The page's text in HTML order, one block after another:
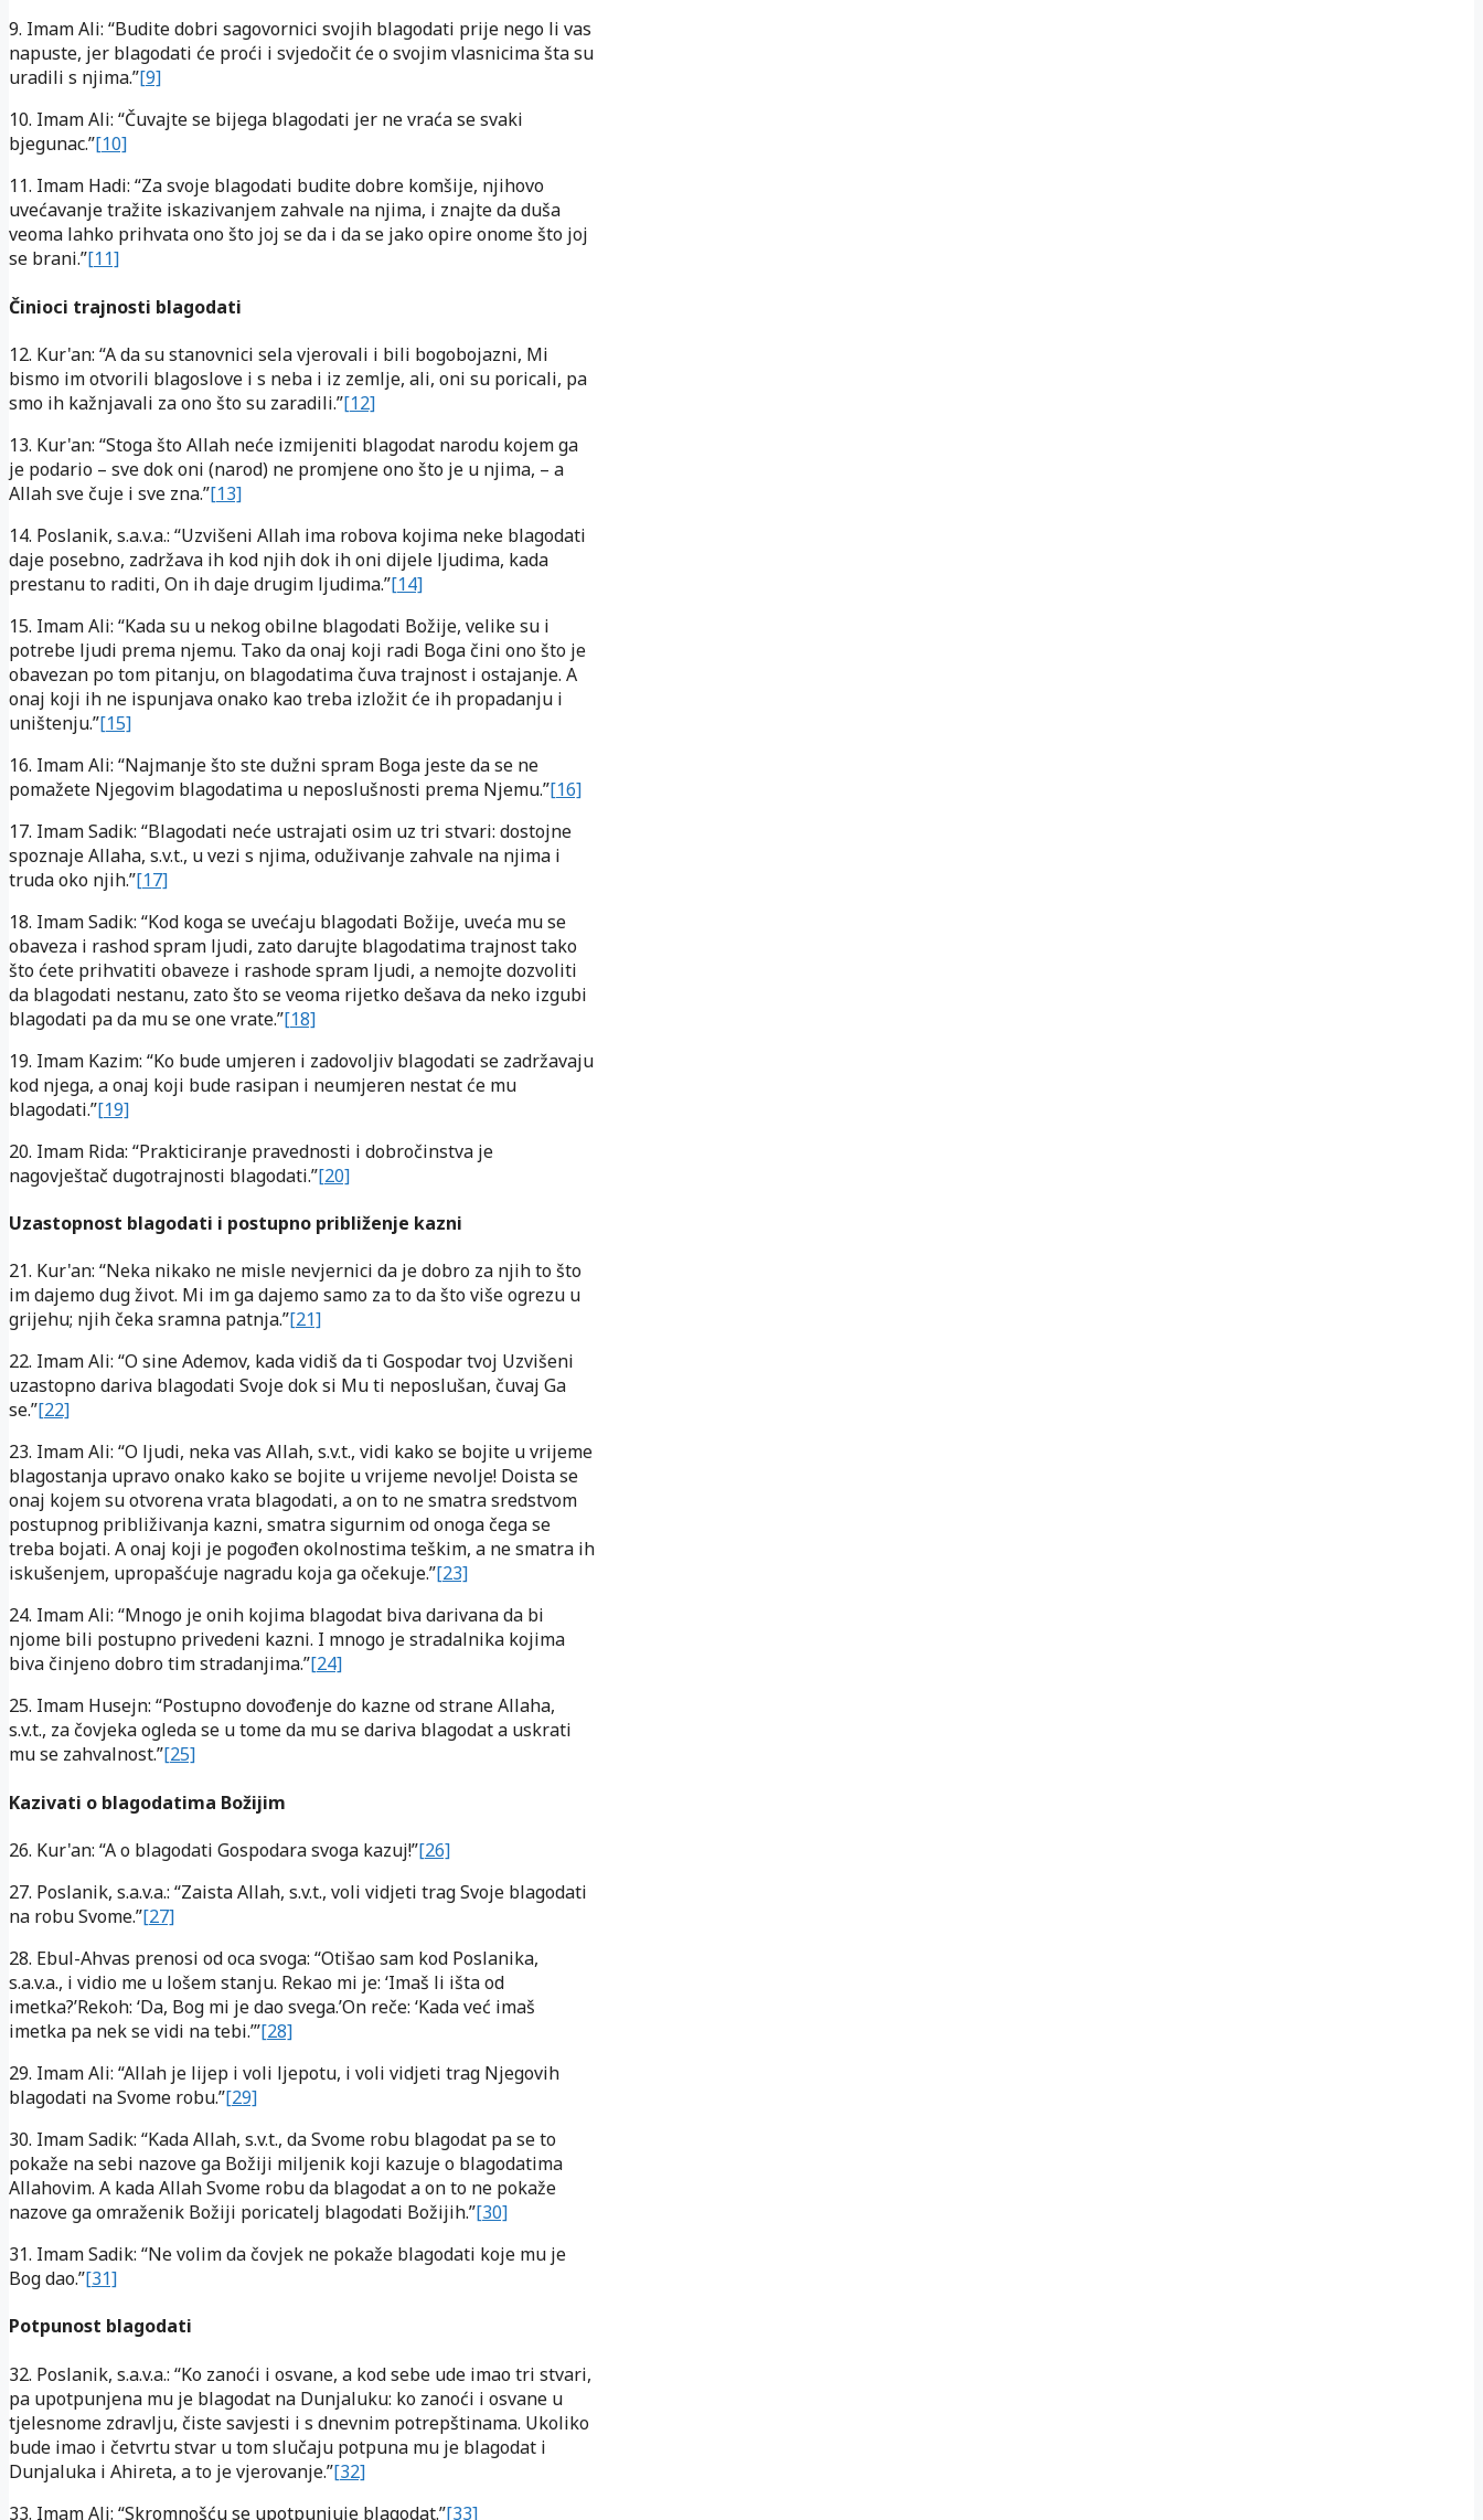
9. Imam Ali: “Budite dobri sagovornici svojih blagodati prije nego li vas
napuste, jer blagodati će proći i svjedočit će o svojim vlasnicima šta su
uradili s njima.”[9]
10. Imam Ali: “Čuvajte se bijega blagodati jer ne vraća se svaki
bjegunac.”[10]
11. Imam Hadi: “Za svoje blagodati budite dobre komšije, njihovo
uvećavanje tražite iskazivanjem zahvale na njima, i znajte da duša
veoma lahko prihvata ono što joj se da i da se jako opire onome što joj
se brani.”[11]
Činioci trajnosti blagodati
12. Kur'an: “A da su stanovnici sela vjerovali i bili bogobojazni, Mi
bismo im otvorili blagoslove i s neba i iz zemlje, ali, oni su poricali, pa
smo ih kažnjavali za ono što su zaradili.”[12]
13. Kur'an: “Stoga što Allah neće izmijeniti blagodat narodu kojem ga
je podario – sve dok oni (narod) ne promjene ono što je u njima, – a
Allah sve čuje i sve zna.”[13]
14. Poslanik, s.a.v.a.: “Uzvišeni Allah ima robova kojima neke blagodati
daje posebno, zadržava ih kod njih dok ih oni dijele ljudima, kada
prestanu to raditi, On ih daje drugim ljudima.”[14]
15. Imam Ali: “Kada su u nekog obilne blagodati Božije, velike su i
potrebe ljudi prema njemu. Tako da onaj koji radi Boga čini ono što je
obavezan po tom pitanju, on blagodatima čuva trajnost i ostajanje. A
onaj koji ih ne ispunjava onako kao treba izložit će ih propadanju i
uništenju.”[15]
16. Imam Ali: “Najmanje što ste dužni spram Boga jeste da se ne
pomažete Njegovim blagodatima u neposlušnosti prema Njemu.”[16]
17. Imam Sadik: “Blagodati neće ustrajati osim uz tri stvari: dostojne
spoznaje Allaha, s.v.t., u vezi s njima, oduživanje zahvale na njima i
truda oko njih.”[17]
18. Imam Sadik: “Kod koga se uvećaju blagodati Božije, uveća mu se
obaveza i rashod spram ljudi, zato darujte blagodatima trajnost tako
što ćete prihvatiti obaveze i rashode spram ljudi, a nemojte dozvoliti
da blagodati nestanu, zato što se veoma rijetko dešava da neko izgubi
blagodati pa da mu se one vrate.”[18]
19. Imam Kazim: “Ko bude umjeren i zadovoljiv blagodati se zadržavaju
kod njega, a onaj koji bude rasipan i neumjeren nestat će mu
blagodati.”[19]
20. Imam Rida: “Prakticiranje pravednosti i dobročinstva je
nagovještač dugotrajnosti blagodati.”[20]
Uzastopnost blagodati i postupno približenje kazni
21. Kur'an: “Neka nikako ne misle nevjernici da je dobro za njih to što
im dajemo dug život. Mi im ga dajemo samo za to da što više ogrezu u
grijehu; njih čeka sramna patnja.”[21]
22. Imam Ali: “O sine Ademov, kada vidiš da ti Gospodar tvoj Uzvišeni
uzastopno dariva blagodati Svoje dok si Mu ti neposlušan, čuvaj Ga
se.”[22]
23. Imam Ali: “O ljudi, neka vas Allah, s.v.t., vidi kako se bojite u vrijeme
blagostanja upravo onako kako se bojite u vrijeme nevolje! Doista se
onaj kojem su otvorena vrata blagodati, a on to ne smatra sredstvom
postupnog približivanja kazni, smatra sigurnim od onoga čega se
treba bojati. A onaj koji je pogođen okolnostima teškim, a ne smatra ih
iskušenjem, upropašćuje nagradu koja ga očekuje.”[23]
24. Imam Ali: “Mnogo je onih kojima blagodat biva darivana da bi
njome bili postupno privedeni kazni. I mnogo je stradalnika kojima
biva činjeno dobro tim stradanjima.”[24]
25. Imam Husejn: “Postupno dovođenje do kazne od strane Allaha,
s.v.t., za čovjeka ogleda se u tome da mu se dariva blagodat a uskrati
mu se zahvalnost.”[25]
Kazivati o blagodatima Božijim
26. Kur'an: “A o blagodati Gospodara svoga kazuj!”[26]
27. Poslanik, s.a.v.a.: “Zaista Allah, s.v.t., voli vidjeti trag Svoje blagodati
na robu Svome.”[27]
28. Ebul-Ahvas prenosi od oca svoga: “Otišao sam kod Poslanika,
s.a.v.a., i vidio me u lošem stanju. Rekao mi je: ‘Imaš li išta od
imetka?’Rekoh: ‘Da, Bog mi je dao svega.’On reče: ‘Kada već imaš
imetka pa nek se vidi na tebi.’”[28]
29. Imam Ali: “Allah je lijep i voli ljepotu, i voli vidjeti trag Njegovih
blagodati na Svome robu.”[29]
30. Imam Sadik: “Kada Allah, s.v.t., da Svome robu blagodat pa se to
pokaže na sebi nazove ga Božiji miljenik koji kazuje o blagodatima
Allahovim. A kada Allah Svome robu da blagodat a on to ne pokaže
nazove ga omraženik Božiji poricatelj blagodati Božijih.”[30]
31. Imam Sadik: “Ne volim da čovjek ne pokaže blagodati koje mu je
Bog dao.”[31]
Potpunost blagodati
32. Poslanik, s.a.v.a.: “Ko zanoći i osvane, a kod sebe ude imao tri stvari,
pa upotpunjena mu je blagodat na Dunjaluku: ko zanoći i osvane u
tjelesnome zdravlju, čiste savjesti i s dnevnim potrepštinama. Ukoliko
bude imao i četvrtu stvar u tom slučaju potpuna mu je blagodat i
Dunjaluka i Ahireta, a to je vjerovanje.”[32]
33. Imam Ali: “Skromnošću se upotpunjuje blagodat.”[33]